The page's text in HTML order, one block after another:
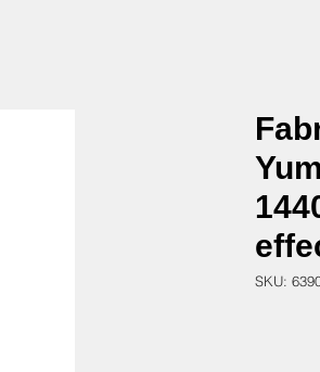
SKU: